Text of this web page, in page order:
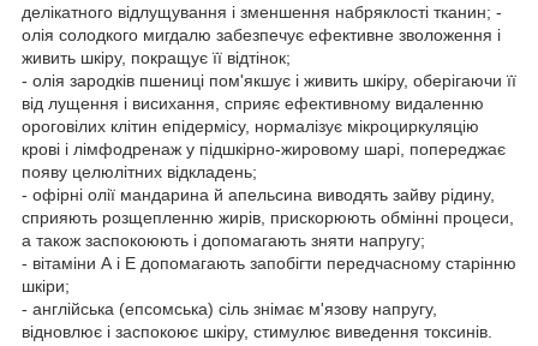
делікатного відлущування і зменшення набряклості тканин; -
олія солодкого мигдалю забезпечує ефективне зволоження і
живить шкіру, покращує її відтінок;
- олія зародків пшениці пом'якшує і живить шкіру, оберігаючи її
від лущення і висихання, сприяє ефективному видаленню
ороговілих клітин епідермісу, нормалізує мікроциркуляцію
крові і лімфодренаж у підшкірно-жировому шарі, попереджає
появу целюлітних відкладень;
- офірні олії мандарина й апельсина виводять зайву рідину,
сприяють розщепленню жирів, прискорюють обмінні процеси,
а також заспокоюють і допомагають зняти напругу;
- вітаміни А і Е допомагають запобігти передчасному старінню
шкіри;
- англійська (епсомська) сіль знімає м'язову напругу,
відновлює і заспокоює шкіру, стимулює виведення токсинів.